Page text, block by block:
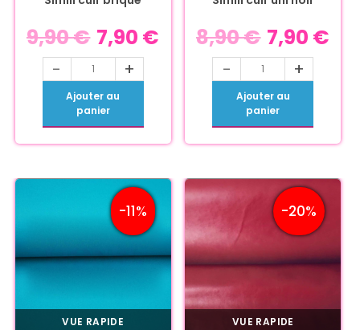
9,90€ 7,90 €
- +
Ajouter au
panier
8,90€ 7,90 €
- +
Ajouter au
panier
-11%
VUE RAPIDE
-20%
VUE RAPIDE